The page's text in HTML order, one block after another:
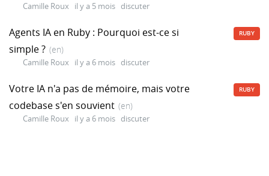
Camille Roux il y a 5 mois discuter
Agents IA en Ruby : Pourquoi est-ce si
simple ? (en)
Camille Roux il y a 6 mois discuter
RUBY
Votre IA n'a pas de mémoire, mais votre
codebase s'en souvient (en)
Camille Roux il y a 6 mois discuter
RUBY